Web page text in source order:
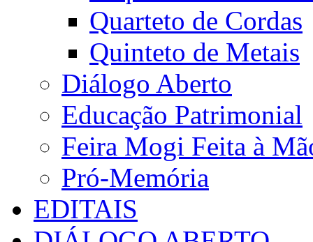
Quarteto de Cordas
Quinteto de Metais
Diálogo Aberto
Educação Patrimonial
Feira Mogi Feita à
Pró-Memória
EDITAIS